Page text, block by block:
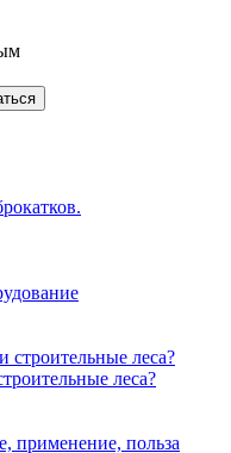
леса?